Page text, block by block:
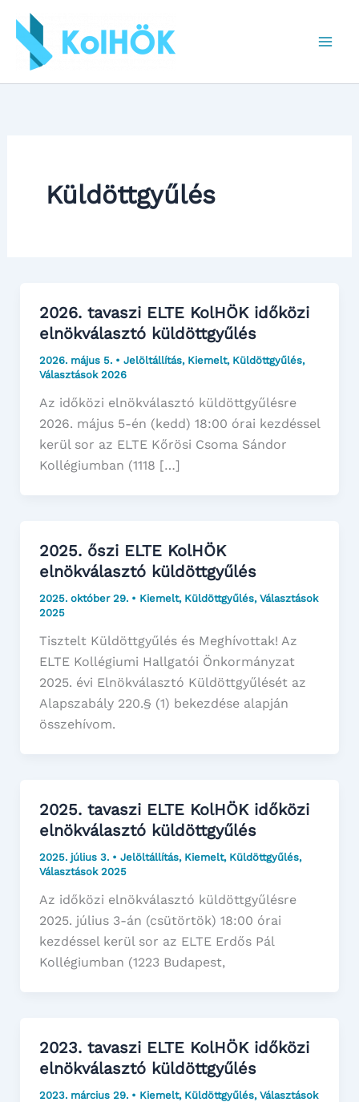
content
Küldöttgyűlés
2026. tavaszi ELTE KolHÖK időközi
elnökválasztó küldöttgyűlés
2026. május 5. • Jelöltállítás, Kiemelt, Küldöttgyűlés,
Választások 2026
Az időközi elnökválasztó küldöttgyűlésre
2026. május 5-én (kedd) 18:00 órai kezdéssel
kerül sor az ELTE Kőrösi Csoma Sándor
Kollégiumban (1118 […]
2025. őszi ELTE KolHÖK
elnökválasztó küldöttgyűlés
2025. október 29. • Kiemelt, Küldöttgyűlés, Választások
2025
Tisztelt Küldöttgyűlés és Meghívottak! Az
ELTE Kollégiumi Hallgatói Önkormányzat
2025. évi Elnökválasztó Küldöttgyűlését az
Alapszabály 220.§ (1) bekezdése alapján
összehívom.
2025. tavaszi ELTE KolHÖK időközi
elnökválasztó küldöttgyűlés
2025. július 3. • Jelöltállítás, Kiemelt, Küldöttgyűlés,
Választások 2025
Az időközi elnökválasztó küldöttgyűlésre
2025. július 3-án (csütörtök) 18:00 órai
kezdéssel kerül sor az ELTE Erdős Pál
Kollégiumban (1223 Budapest,
2023. tavaszi ELTE KolHÖK időközi
elnökválasztó küldöttgyűlés
2023. március 29. • Kiemelt, Küldöttgyűlés, Választások